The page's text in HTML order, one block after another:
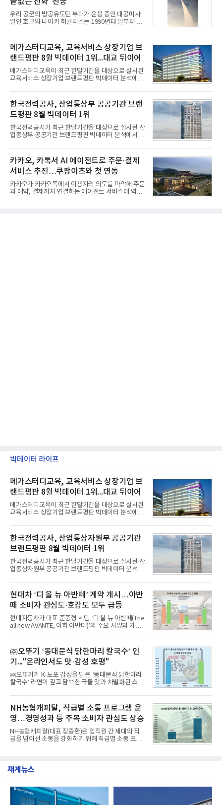
넘어 네이버, 삼성SDS 등 IT 인프라 기업으로 확장되
고 있다.7일 SK텔레콤에 따르면 회사는 올해 2분기
연결 기준 매출 4조 3591억원, 영업이익 5660억원을
기록했다. 매출은 전년 동기 대비 0.5%, 영업이익은
따른 기저효과가 실
우리 공군의 방공유도탄 부대가 운용 중인 대공미사
일인 호크와 나이키 허큘리스는 1990년대 말부터 성
기존 미사일체계를 대체할 중고도 및 중거리 대공미
사일을 개발하기로 결정했다.처음 KM-SAM 사업으로
불린 이 사업의 명칭은 호크(Iron Hawk, 철매)를 대체
한다는 의미에서 ‘철매Ⅱ’ 로 정해졌다. 철매Ⅱ 개발
사업은 미사일체계 완성 후인 2011년 ‘천궁(天弓)’으
로 다시 장비명이 바뀌었다. 17개 업체와 관련 기관이
참여한 가운데 LIG 넥스원은 탐색 개발에서 체계개발
인 천궁
메가스터디교육, 교육서비스 상장기업 브
랜드평판 8월 빅데이터 1위...대교 뒤이어
메가스터디교육이 최근 한달기간을 대상으로 실시된
교육서비스 상장기업 브랜드평판 빅데이터 분석에서
일 한국기업평판연구소(소장 구창환)는 국내 교육서
비스 상장기업 브랜드를 대상으로 지난 7월 7일부터
8월 7일까지 수집된 소비자 빅데이터 10,074,233건
을 분석한 결과, 메가스터디교육이 브랜드평판지수
1,710,926을 기록하며 8월 1위에 올랐다고 밝혔다.
분석에 활용된 빅데이터는 지난 7월(9,491,206건) 대
비 6.14% 증가한 수치로, 교육서비스 상장기업 브랜
디교육, 대교, 디지
한국전력공사, 산업통상부 공공기관 브랜
드평판 8월 빅데이터 1위
한국전력공사가 최근 한달기간을 대상으로 실시된 산
업통상부 공공기관 브랜드평판 빅데이터 분석에서 1
으로 뒤를 이었다.7일 한국기업평판연구소(소장 구창
환)는 산업통상부 공공기관 41개 브랜드를 대상으로
지난 7월 7일부터 8월 7일까지 수집된 소비자 빅데이
터 91,102,549건을 분석한 결과, 한국전력공사가 브
랜드평판지수 10,670,633을 기록하며 8월 1위에 올
랐다고 밝혔다. 분석에 활용된 빅데이터는 지난 7월
(88,893,823건) 대비 2.48% 증가한 수치다.연구소에
카카오, 카톡서 AI 에이전트로 주문·결제
서비스 추진…쿠팡이츠와 첫 연동
카카오가 카카오톡에서 이용자의 의도를 파악해 주문
과 예약, 결제까지 연결하는 에이전트 서비스에 역량
빅데이터 라이프
메가스터디교육, 교육서비스 상장기업 브
랜드평판 8월 빅데이터 1위...대교 뒤이어
메가스터디교육이 최근 한달기간을 대상으로 실시된
교육서비스 상장기업 브랜드평판 빅데이터 분석에서
일 한국기업평판연구소(소장 구창환)는 국내 교육서
비스 상장기업 브랜드를 대상으로 지난 7월 7일부터
8월 7일까지 수집된 소비자 빅데이터 10,074,233건
을 분석한 결과, 메가스터디교육이 브랜드평판지수
1,710,926을 기록하며 8월 1위에 올랐다고 밝혔다.
분석에 활용된 빅데이터는 지난 7월(9,491,206건) 대
비 6.14% 증가한 수치로, 교육서비스 상장기업 브랜
디교육, 대교, 디지
한국전력공사, 산업통상자원부 공공기관
브랜드평판 8월 빅데이터 1위
한국전력공사가 최근 한달기간을 대상으로 실시된 산
업통상자원부 공공기관 브랜드평판 빅데이터 분석에
이 순으로 뒤를 이었다.7일 한국기업평판연구소(소장
구창환)는 산업통상자원부 공공기관 41개 브랜드를
대상으로 지난 7월 7일부터 8월 7일까지 수집된 소비
자 빅데이터 91,102,549건을 분석한 결과, 한국전력
공사가 브랜드평판지수 10,670,633을 기록하며 8월
1위에 올랐다고 밝혔다. 분석에 활용된 빅데이터는 지
난 7월(88,893,823건) 대비 2.48% 증가한 수치다.연
수력원자력, 한국석
현대차 ‘디 올 뉴 아반떼’ 계약 개시…아반
떼 소비자 관심도·호감도 모두 급등
현대자동차가 대표 준중형 세단 ‘디 올 뉴 아반떼(The
all new AVANTE, 이하 아반떼)’의 주요 사양과 가격
떼는 6년 만에 선보이는 8세대 완전변경 모델로, ▲정
교한 선과 면을 중심으로 완성한 파격적인 디자인 ▲
과거 중형 세단 수준으로 확대된 차체 제원 ▲글로벌
최고 수준의 안전성 ▲성능과 효율을 동시에 높인 주
행 완성도 ▲첨단 편의 및 디지털 사양 적용 등을 통해
글로벌 준중형 세단의 새로운 기준을 세웠다.아반떼
는 가솔린 2.0과 1.6 하이브리드 두 가지 파워트레인
넘
㈜오뚜기 ‘동대문식 닭한마리 칼국수’ 인
기..."온라인서도 맛·감성 호평"
㈜오뚜기가 K-노포 감성을 담은 ‘동대문식 닭한마리
칼국수’ 라면이 깊고 담백한 국물 맛과 차별화된 스토
혔다.‘동대문식 닭한마리 칼국수’는 예상을 뛰어넘는
소비자 호응에 힘입어 지난 7월 13일 첫 선을 보인 지
단 18일 만에 누적 판매량 50만 개를 돌파하는 성과를
거두었다.이번 신제품은 개발진이 전국의 닭한마리
전문점을 직접 찾아 다니며 최적의 육수 비율을 완성
했다. 자극적이지 않으면서도 깊은 닭육수에 마늘의
개운한 풍미를 더했으며, 국물이 잘 배어들면서도 쫄
서도
NH농협캐피탈, 직급별 소통 프로그램 운
영…경영성과 등 주목 소비자 관심도 상승
NH농협캐피탈(대표 장종환)은 임직원 간 세대와 직
급을 넘어선 소통을 강화하기 위해 직급별 소통 프로
영지원부 홍보팀과 2026년 새로이(e)＊가 공동 주관
쳐 진행됐다.참고로 새로이(e)는 NH농협캐피탈 MZ
세대들로(과장~계장) 구성된 자율 참여조직으로, 조
재계뉴스